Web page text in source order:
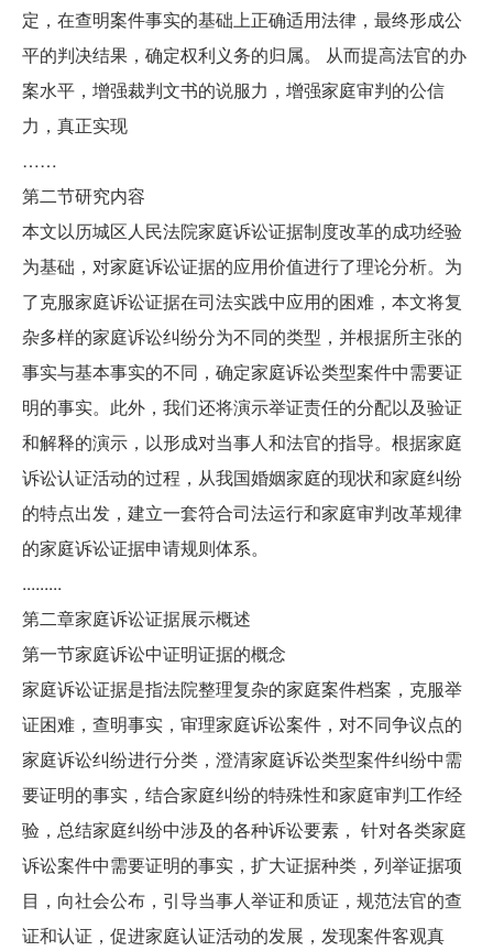
定，在查明案件事实的基础上正确适用法律，最终形成公
平的判决结果，确定权利义务的归属。 从而提高法官的办
案水平，增强裁判文书的说服力，增强家庭审判的公信
力，真正实现
……
第二节研究内容
本文以历城区人民法院家庭诉讼证据制度改革的成功经验
为基础，对家庭诉讼证据的应用价值进行了理论分析。为
了克服家庭诉讼证据在司法实践中应用的困难，本文将复
杂多样的家庭诉讼纠纷分为不同的类型，并根据所主张的
事实与基本事实的不同，确定家庭诉讼类型案件中需要证
明的事实。此外，我们还将演示举证责任的分配以及验证
和解释的演示，以形成对当事人和法官的指导。根据家庭
诉讼认证活动的过程，从我国婚姻家庭的现状和家庭纠纷
的特点出发，建立一套符合司法运行和家庭审判改革规律
的家庭诉讼证据申请规则体系。
.........
第二章家庭诉讼证据展示概述
第一节家庭诉讼中证明证据的概念
家庭诉讼证据是指法院整理复杂的家庭案件档案，克服举
证困难，查明事实，审理家庭诉讼案件，对不同争议点的
家庭诉讼纠纷进行分类，澄清家庭诉讼类型案件纠纷中需
要证明的事实，结合家庭纠纷的特殊性和家庭审判工作经
验，总结家庭纠纷中涉及的各种诉讼要素， 针对各类家庭
诉讼案件中需要证明的事实，扩大证据种类，列举证据项
目，向社会公布，引导当事人举证和质证，规范法官的查
证和认证，促进家庭认证活动的发展，发现案件客观真